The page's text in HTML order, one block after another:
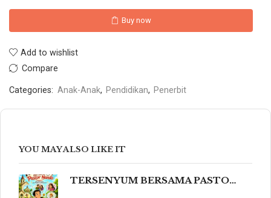
Buy now
Add to wishlist
Compare
Categories: Anak-Anak, Pendidikan, Penerbit
YOU MAY ALSO LIKE IT
TERSENYUM BERSAMA PASTOR NANDO 80 Humor Ringan tentang Iman, Kehidupan, dan Kemanusiaan